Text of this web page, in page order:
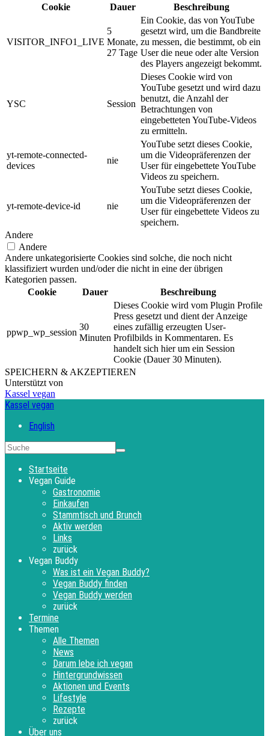
Cookie
Dauer Beschreibung
VISITOR_INFO1_LIVE
5
Monate,
27 Tage
Ein Cookie, das von YouTube
gesetzt wird, um die Bandbreite
zu messen, die bestimmt, ob ein
User die neue oder alte Version
des Players angezeigt bekommt.
YSC Session
Dieses Cookie wird von
YouTube gesetzt und wird dazu
benutzt, die Anzahl der
Betrachtungen von
eingebetteten YouTube-Videos
zu ermitteln.
yt-remote-connected-
devices
nie
YouTube setzt dieses Cookie,
um die Videopräferenzen der
User für eingebettete YouTube
Videos zu speichern.
yt-remote-device-id nie
YouTube setzt dieses Cookie,
um die Videopräferenzen der
User für eingebettete Videos zu
speichern.
Andere
Andere
Andere unkategorisierte Cookies sind solche, die noch nicht
klassifiziert wurden und/oder die nicht in eine der übrigen
Kategorien passen.
Cookie
Dauer Beschreibung
ppwp_wp_session
30
Minuten
Dieses Cookie wird vom Plugin Profile
Press gesetzt und dient der Anzeige
eines zufällig erzeugten User-
Profilbilds in Kommentaren. Es
handelt sich hier um ein Session
Cookie (Dauer 30 Minuten).
SPEICHERN & AKZEPTIEREN
Unterstützt von
Kassel vegan
Kassel vegan
English
Startseite
Vegan Guide
Gastronomie
Einkaufen
Stammtisch und Brunch
Aktiv werden
Links
zurück
Vegan Buddy
Was ist ein Vegan Buddy?
Vegan Buddy finden
Vegan Buddy werden
zurück
Termine
Themen
Alle Themen
News
Darum lebe ich vegan
Hintergrundwissen
Aktionen und Events
Lifestyle
Rezepte
zurück
Über uns